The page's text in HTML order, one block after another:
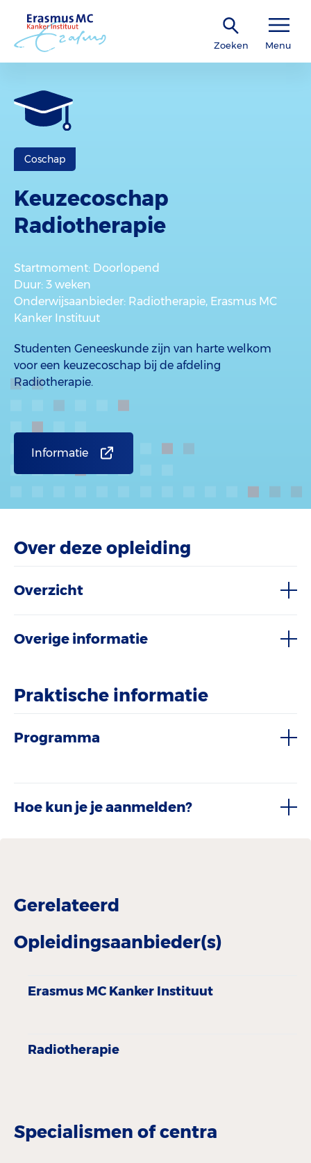
Zoeken Menu
Coschap
Keuzecoschap
Radiotherapie
Startmoment: Doorlopend
Duur: 3 weken
Onderwijsaanbieder: Radiotherapie, Erasmus MC
Kanker Instituut
Studenten Geneeskunde zijn van harte welkom
voor een keuzecoschap bij de afdeling
Radiotherapie.
Informatie
Over deze opleiding
Overzicht
Overige informatie
Praktische informatie
Programma
Hoe kun je je aanmelden?
Gerelateerd
Opleidingsaanbieder(s)
Erasmus MC Kanker Instituut
Radiotherapie
Specialismen of centra